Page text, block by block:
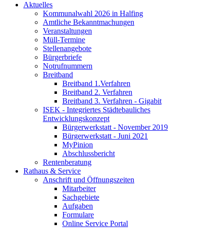
Aktuelles
Kommunalwahl 2026 in Halfing
Amtliche Bekanntmachungen
Veranstaltungen
Müll-Termine
Stellenangebote
Bürgerbriefe
Notrufnummern
Breitband
Breitband 1.Verfahren
Breitband 2. Verfahren
Breitband 3. Verfahren - Gigabit
ISEK - Integriertes Städtebauliches
Entwicklungskonzept
Bürgerwerkstatt - November 2019
Bürgerwerkstatt - Juni 2021
MyPinion
Abschlussbericht
Rentenberatung
Rathaus & Service
Anschrift und Öffnungszeiten
Mitarbeiter
Sachgebiete
Aufgaben
Formulare
Online Service Portal